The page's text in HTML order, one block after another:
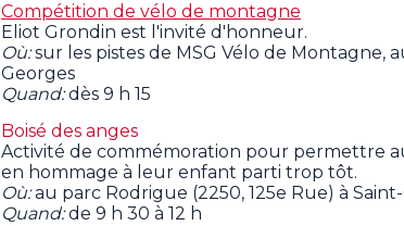
Compétition de vélo de montagne
Eliot Grondin est l'invité d'honneur.
Où:sur les pistes de MSG Vélo de Montagne,
Georges
Quand:dès 9 h 15
Boisé des anges
Activité de commémoration pour permettre
en hommage à leur enfant parti trop tôt.
Où:au parc Rodrigue (2250, 125e Rue) à
Quand:de 9 h 30 à 12 h